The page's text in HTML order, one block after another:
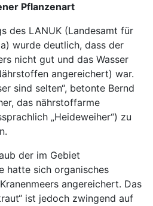
Pflanzenart
des LANUK (Landesamt für
wurde deutlich, dass der
nicht gut und das Wasser
angereichert) war.
sind selten“, betonte Bernd
das nährstoffarme
„Heideweiher“) zu
der im Gebiet
hatte sich organisches
angereichert. Das
ist jedoch zwingend auf